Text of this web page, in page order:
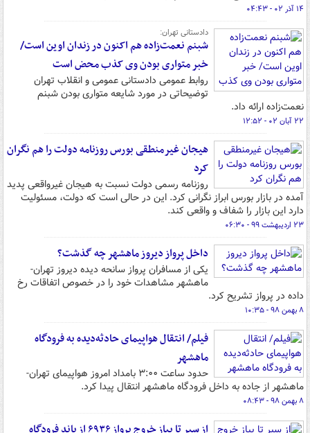
۱۴ آذر ۰۲ - ۰۴:۴۳
دادستانی تهران:
شبنم نعمت‌زاده هم اکنون در زندان اوین است/
خبر متواری بودن وی کذب محض است
روابط عمومی دادستانی عمومی و انقلاب تهران
توضیحاتی در مورد شایعه متواری بودن شبنم
نعمت‌زاده ارائه داد.
۲۲ آبان ۰۲ - ۱۲:۵۲
هیجان غیرمنطقی بورس روزنامه دولت را هم نگران
کرد
روزنامه رسمی دولت نسبت به هیجان غیرواقعی پدید
آمده در بازار بورس ابراز نگرانی کرد. این در حالی است که دولت، مسئولیت
دارد این بازار را شفاف و واقعی کند.
۲۳ اردیبهشت ۹۹ - ۰۶:۳۰
داخل پرواز دیروز ماهشهر چه گذشت؟
یکی از مسافران پرواز سانحه دیده دیروز تهران-
ماهشهر مشاهدات خود را در خصوص اتفاقات رخ
داده در پرواز تشریح کرد.
۸ بهمن ۹۸ - ۱۰:۳۵
فیلم/ انتقال هواپیمای حادثه‌دیده به فرودگاه
ماهشهر
حدود ساعت ۳:۰۰ بامداد امروز هواپیمای تهران-
ماهشهر از جاده به داخل فرودگاه ماهشهر انتقال پیدا کرد.
۸ بهمن ۹۸ - ۰۸:۴۳